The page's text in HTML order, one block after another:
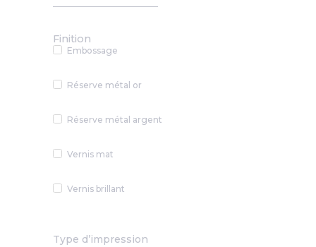
Finition
Embossage
Réserve métal or
Réserve métal argent
Vernis mat
Vernis brillant
Type d’impression